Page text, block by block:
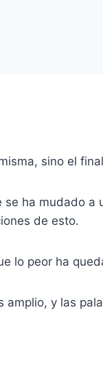
sino el
ha mudado
de esto.
lo peor ha
y las